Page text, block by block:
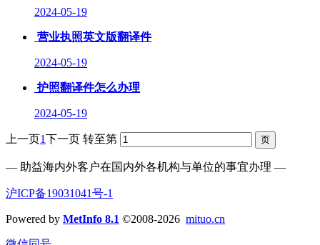
2024-05-19
营业执照英文版翻译件
2024-05-19
护照翻译件怎么办理
2024-05-19
上一页1下一页 转至第
— 助益海内外客户在国内外各机构与单位的事宜办理 —
沪ICP备19031041号-1
Powered by MetInfo 8.1 ©2008-2026 mituo.cn